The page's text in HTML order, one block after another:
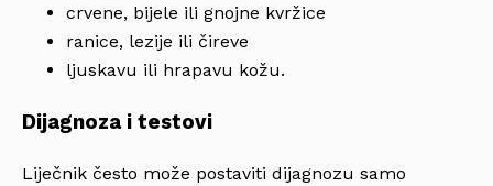
crvene, bijele ili gnojne kvržice
ranice, lezije ili čireve
ljuskavu ili hrapavu kožu.
Dijagnoza i testovi
Liječnik često može postaviti dijagnozu samo